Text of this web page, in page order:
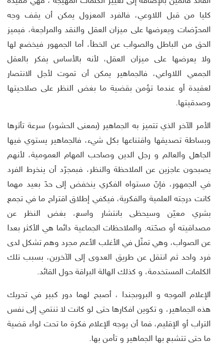
كليا من قبل اللاوعي، فالفرد المعزول يمكن أن يقف وجه
المحرّضات ويعرضها على ميزان العقل والنقد والمراجعة، فيميز
الحق من الباطل والصواب عن الخطأ، أما الجمهور فيخضع لها
ولا يعرضها على ميزان العقل، لأنه بالأساس يفكر بالعقل
الجمعي اللاواعي، فالجماهير يمكن أن تموت لأجل الانتصار
لعقيدة أو عندما تؤمن بقضية ما بغض النظر على صلاحيتها
وصدقيتها.
الأمر الآخر الذي تتميز به الجماهير (بمعنى الحشود) سرعة تأثرها
وبساطة تصديقها واقتناعها بكل شيء، فالجماهير يستوي فيها
الجاهل والعالم و رجل الدين وصاحب المهام العمومية، لأنهم
يصبحون عاجزين عن الملاحظة والنظر، فبمجرّد أن ينخرط الفرد
في الجمهور، فإنّ مستواه الفكري ينخفض إلى حدّ بعيد مهما
كانت درجته العلمية والفكرية، فيكفي إطلاق اقتراح ما في تجمع
بشري معيّن وسيحظى بانتشار واسع، بغض النظر عن
مصداقيته أو صحّته. والملاحظات الجماعية دائما هي الأكثر بعدا
عن الصواب، وهي تمثّل في الأغلب الأعم مجرد وهم تشكل لدى
فرد واحد ثم انتقل عن طريق العدوى إلى الآخرين، بسبب تلك
الكلمات المستخدمة، و كذلك الهالة البراقة حول القائد.
الإعلام الموجه و البروبجندا ، أصبح لهما دور كبير في تحريك
هذه الجماهير، و تكوين افكارها حتى لو كانت لا تنتمي إلى نفس
التراب أو الإقليم، فما أن يوجه الإعلام فكرة ما تحت لواء قضية
ما حتى تتشبع بها الجماهير و تأمن بها.